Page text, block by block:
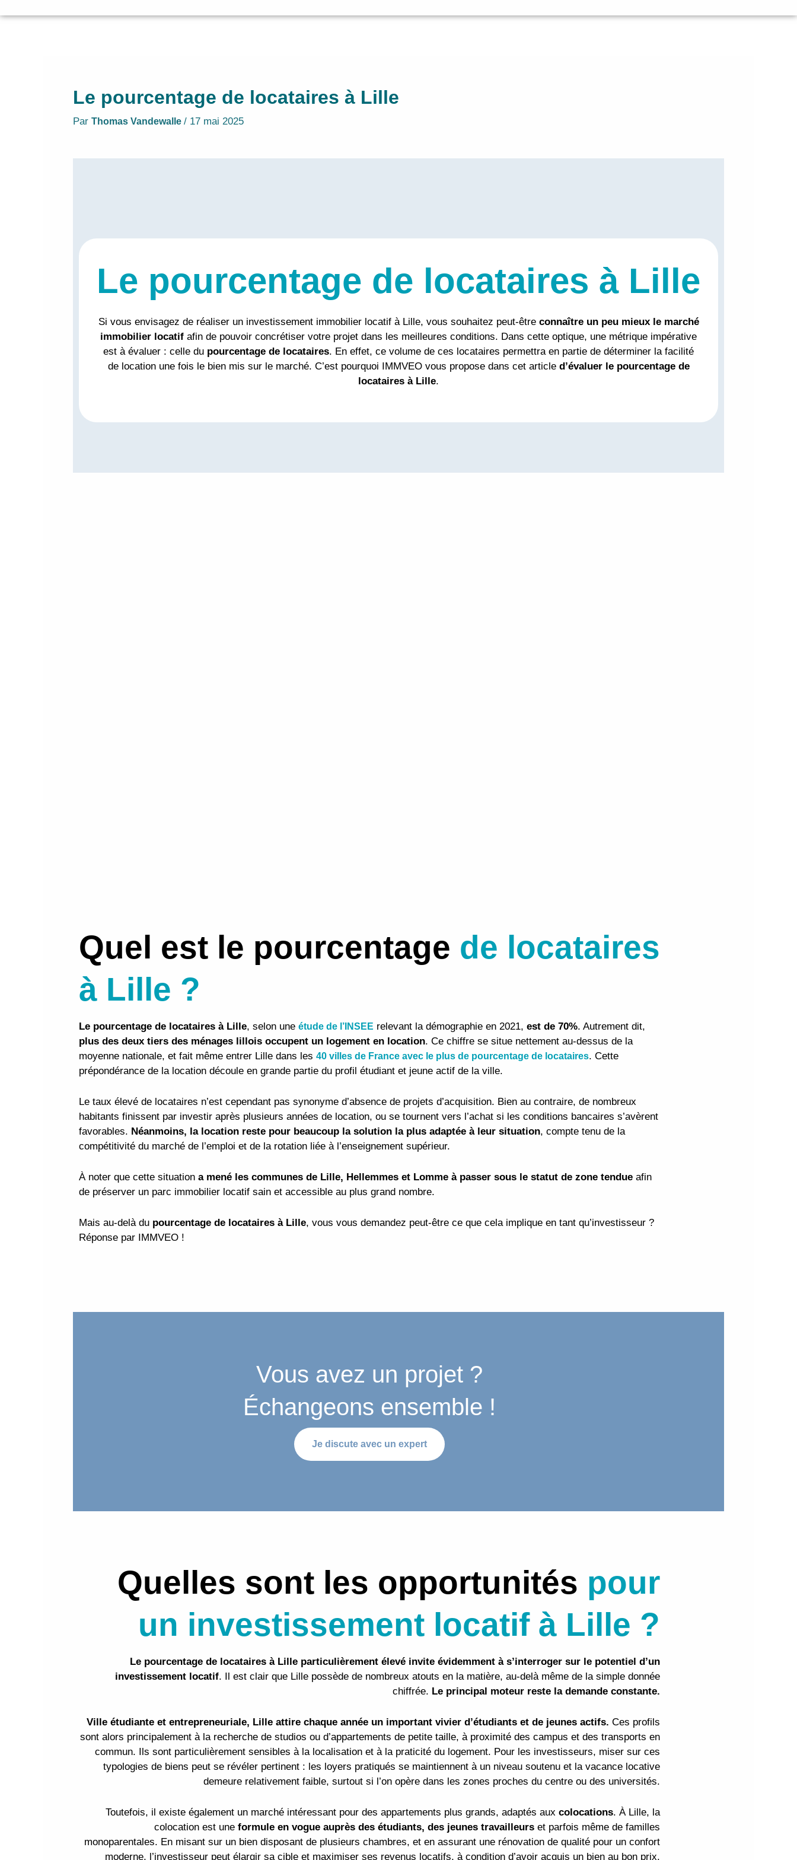
Le pourcentage de locataires à Lille
Par Thomas Vandewalle / 17 mai 2025
Le pourcentage de locataires à Lille
Si vous envisagez de réaliser un investissement immobilier locatif à Lille, vous souhaitez peut-être connaître un peu mieux le marché
immobilier locatif afin de pouvoir concrétiser votre projet dans les meilleures conditions. Dans cette optique, une métrique impérative
est à évaluer : celle du pourcentage de locataires. En effet, ce volume de ces locataires permettra en partie de déterminer la facilité
de location une fois le bien mis sur le marché. C’est pourquoi IMMVEO vous propose dans cet article d’évaluer le pourcentage de
locataires à Lille.
Quel est le pourcentage de locataires
à Lille ?
Le pourcentage de locataires à Lille, selon une étude de l’INSEE relevant la démographie en 2021, est de 70%. Autrement dit,
plus des deux tiers des ménages lillois occupent un logement en location. Ce chiffre se situe nettement au-dessus de la
moyenne nationale, et fait même entrer Lille dans les 40 villes de France avec le plus de pourcentage de locataires. Cette
prépondérance de la location découle en grande partie du profil étudiant et jeune actif de la ville.
Le taux élevé de locataires n’est cependant pas synonyme d’absence de projets d’acquisition. Bien au contraire, de nombreux
habitants finissent par investir après plusieurs années de location, ou se tournent vers l’achat si les conditions bancaires s’avèrent
favorables. Néanmoins, la location reste pour beaucoup la solution la plus adaptée à leur situation, compte tenu de la
compétitivité du marché de l’emploi et de la rotation liée à l’enseignement supérieur.
À noter que cette situation a mené les communes de Lille, Hellemmes et Lomme à passer sous le statut de zone tendue afin
de préserver un parc immobilier locatif sain et accessible au plus grand nombre.
Mais au-delà du pourcentage de locataires à Lille, vous vous demandez peut-être ce que cela implique en tant qu’investisseur ?
Réponse par IMMVEO !
Vous avez un projet ?
Échangeons ensemble !
Je discute avec un expert
Quelles sont les opportunités pour
un investissement locatif à Lille ?
Le pourcentage de locataires à Lille particulièrement élevé invite évidemment à s’interroger sur le potentiel d’un
investissement locatif. Il est clair que Lille possède de nombreux atouts en la matière, au-delà même de la simple donnée
chiffrée. Le principal moteur reste la demande constante.
Ville étudiante et entrepreneuriale, Lille attire chaque année un important vivier d’étudiants et de jeunes actifs. Ces profils
sont alors principalement à la recherche de studios ou d’appartements de petite taille, à proximité des campus et des transports en
commun. Ils sont particulièrement sensibles à la localisation et à la praticité du logement. Pour les investisseurs, miser sur ces
typologies de biens peut se révéler pertinent : les loyers pratiqués se maintiennent à un niveau soutenu et la vacance locative
demeure relativement faible, surtout si l’on opère dans les zones proches du centre ou des universités.
Toutefois, il existe également un marché intéressant pour des appartements plus grands, adaptés aux colocations. À Lille, la
colocation est une formule en vogue auprès des étudiants, des jeunes travailleurs et parfois même de familles
monoparentales. En misant sur un bien disposant de plusieurs chambres, et en assurant une rénovation de qualité pour un confort
moderne, l’investisseur peut élargir sa cible et maximiser ses revenus locatifs, à condition d’avoir acquis un bien au bon prix.